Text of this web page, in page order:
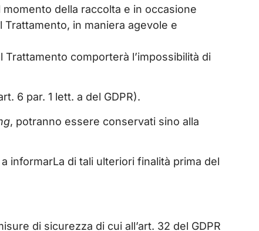
della raccolta e in occasione
in maniera agevole e
comporterà l’impossibilità di
6 par. 1 lett. a del GDPR).
, potranno essere conservati sino alla
informarLa di tali ulteriori finalità prima del
di sicurezza di cui all’art. 32 del GDPR